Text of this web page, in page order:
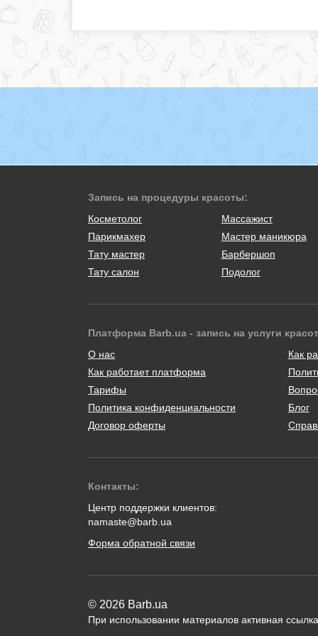
Запись на процедуры красоты:
Косметолог
Массажист
Парикмахер
Мастер маникюра
Тату мастер
Барбершоп
Тату салон
Подолог
Платформа Barb.ua - запись на услуги
О нас
Как работает платформа
Тарифы
Политика конфиденциальности
Договор оферты
Как
Блог
Контакты:
Центр поддержки клиентов:
namaste@barb.ua
Форма обратной связи
© 2026 Barb.ua
При использовании материалов активная